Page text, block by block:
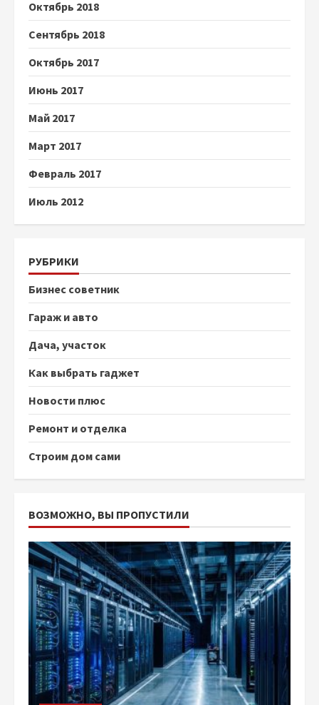
Октябрь 2018
Сентябрь 2018
Октябрь 2017
Июнь 2017
Май 2017
Март 2017
Февраль 2017
Июль 2012
РУБРИКИ
Бизнес советник
Гараж и авто
Дача, участок
Как выбрать гаджет
Новости плюс
Ремонт и отделка
Строим дом сами
ВОЗМОЖНО, ВЫ ПРОПУСТИЛИ